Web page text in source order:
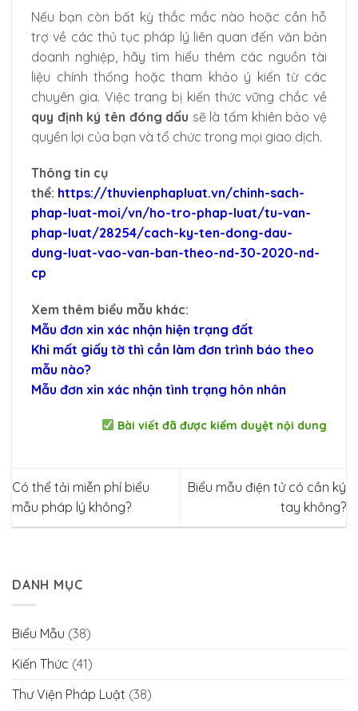
Nếu bạn còn bất kỳ thắc mắc nào hoặc cần hỗ
trợ về các thủ tục pháp lý liên quan đến văn bản
doanh nghiệp, hãy tìm hiểu thêm các nguồn tài
liệu chính thống hoặc tham khảo ý kiến từ các
chuyên gia. Việc trang bị kiến thức vững chắc về
quy định ký tên đóng dấu sẽ là tấm khiên bảo vệ
quyền lợi của bạn và tổ chức trong mọi giao dịch.
Thông tin cụ
thể: https://thuvienphapluat.vn/chinh-sach-
phap-luat-moi/vn/ho-tro-phap-luat/tu-van-
phap-luat/28254/cach-ky-ten-dong-dau-
dung-luat-vao-van-ban-theo-nd-30-2020-nd-
cp
Xem thêm biểu mẫu khác:
Mẫu đơn xin xác nhận hiện trạng đất
Khi mất giấy tờ thì cần làm đơn trình báo theo
mẫu nào?
Mẫu đơn xin xác nhận tình trạng hôn nhân
Bài viết đã được kiểm duyệt nội dung
Có thể tải miễn phí biểu
mẫu pháp lý không?
Biểu mẫu điện tử có cần ký
tay không?
DANH MỤC
Biểu Mẫu (38)
Kiến Thức (41)
Thư Viện Pháp Luật (38)